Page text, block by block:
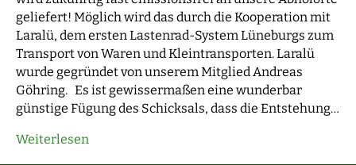
geliefert! Möglich wird das durch die Kooperation mit
Laralü, dem ersten Lastenrad-System Lüneburgs zum
Transport von Waren und Kleintransporten. Laralü
wurde gegründet von unserem Mitglied Andreas
Göhring. Es ist gewissermaßen eine wunderbar
günstige Fügung des Schicksals, dass die Entstehung…
Weiterlesen